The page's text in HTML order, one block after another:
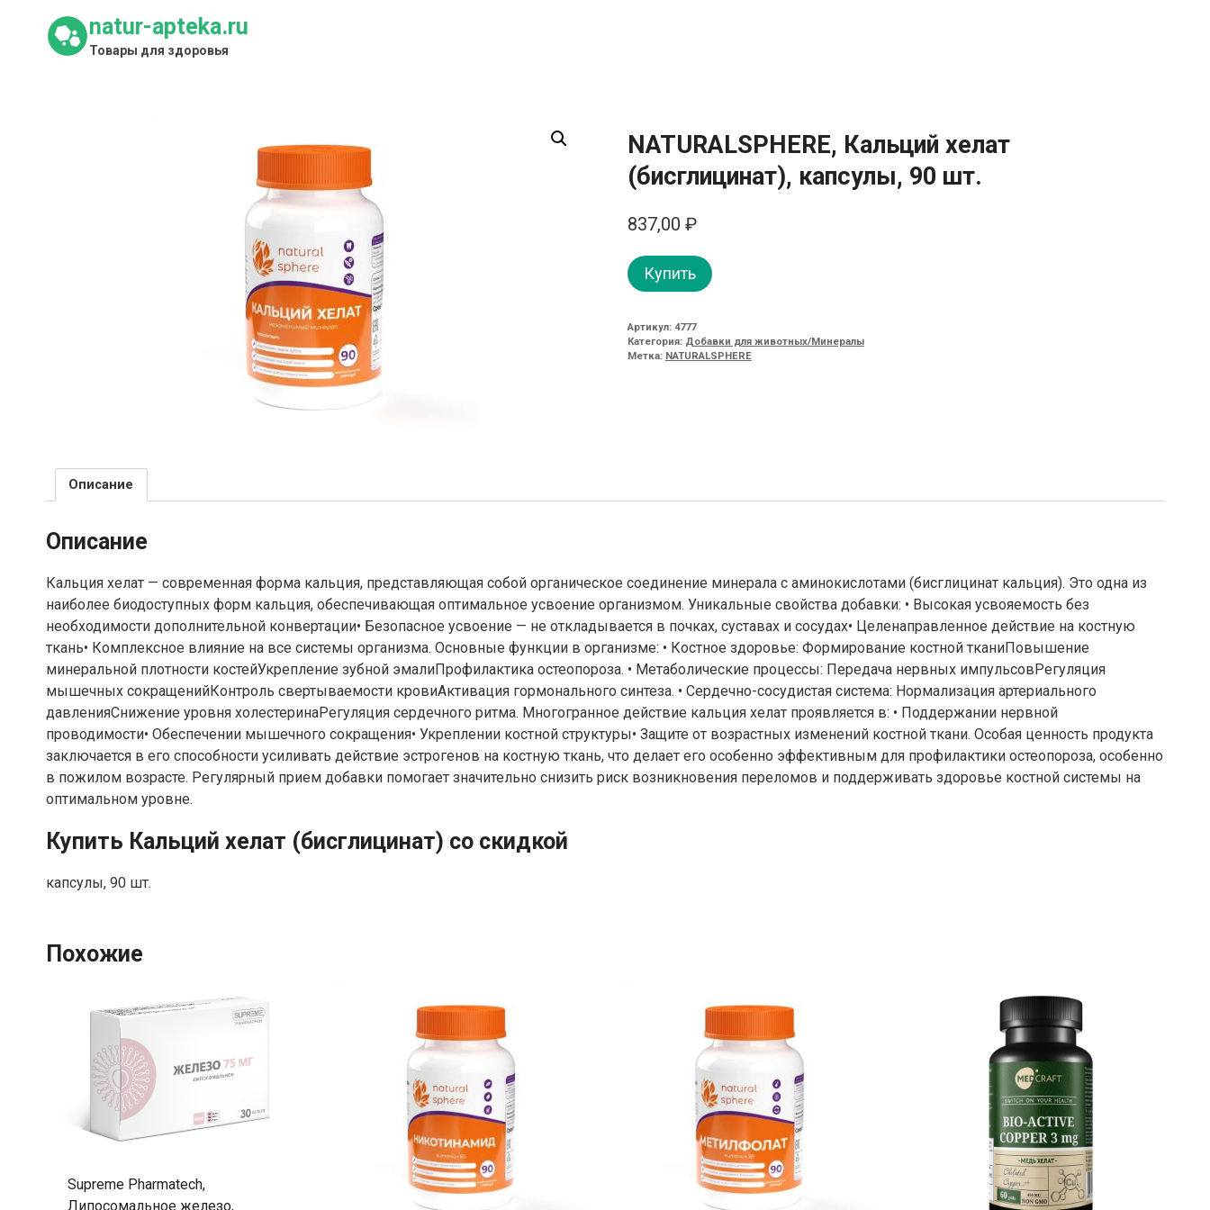
содержимому
natur-apteka.ru
Товары для здоровья
NATURALSPHERE, Кальций хелат
(бисглицинат), капсулы, 90 шт.
837,00 ₽
Купить
Артикул: 4777
Категория: Добавки для животных/Минералы
Метка: NATURALSPHERE
Описание
Описание
Кальция хелат — современная форма кальция, представляющая собой органическое соединение минерала с аминокислотами (бисглицинат кальция). Это одна из
наиболее биодоступных форм кальция, обеспечивающая оптимальное усвоение организмом. Уникальные свойства добавки: • Высокая усвояемость без
необходимости дополнительной конвертации• Безопасное усвоение — не откладывается в почках, суставах и сосудах• Целенаправленное действие на костную
ткань• Комплексное влияние на все системы организма. Основные функции в организме: • Костное здоровье: Формирование костной тканиПовышение
минеральной плотности костейУкрепление зубной эмалиПрофилактика остеопороза. • Метаболические процессы: Передача нервных импульсовРегуляция
мышечных сокращенийКонтроль свертываемости кровиАктивация гормонального синтеза. • Сердечно-сосудистая система: Нормализация артериального
давленияСнижение уровня холестеринаРегуляция сердечного ритма. Многогранное действие кальция хелат проявляется в: • Поддержании нервной
проводимости• Обеспечении мышечного сокращения• Укреплении костной структуры• Защите от возрастных изменений костной ткани. Особая ценность продукта
заключается в его способности усиливать действие эстрогенов на костную ткань, что делает его особенно эффективным для профилактики остеопороза, особенно
в пожилом возрасте. Регулярный прием добавки помогает значительно снизить риск возникновения переломов и поддерживать здоровье костной системы на
оптимальном уровне.
Купить Кальций хелат (бисглицинат) со скидкой
капсулы, 90 шт.
Похожие
Supreme Pharmatech,
Липосомальное железо,